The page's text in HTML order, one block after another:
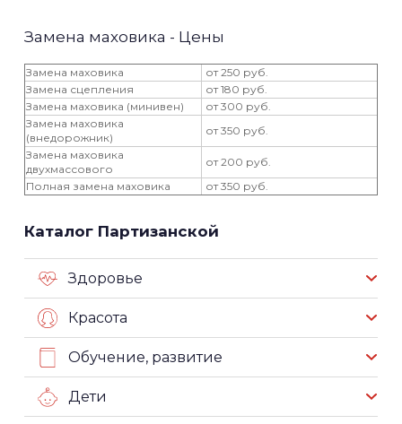
Замена маховика - Цены
Замена маховика
от 250 руб.
Замена сцепления
от 180 руб.
Замена маховика (минивен)
от 300 руб.
Замена маховика
(внедорожник)
от 350 руб.
Замена маховика
двухмассового
от 200 руб.
Полная замена маховика
от 350 руб.
Каталог Партизанской
Здоровье
Красота
Обучение, развитие
Дети